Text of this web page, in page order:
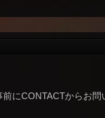
にCONTACTからお問